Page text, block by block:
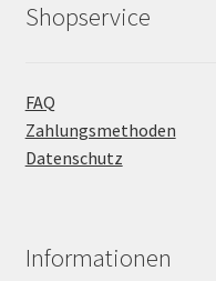
Shopservice
FAQ
Zahlungsmethoden
Datenschutz
Informationen